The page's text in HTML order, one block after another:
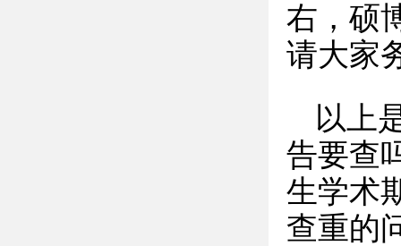
右，硕
请大家
以上
告要查
生学术
查重的